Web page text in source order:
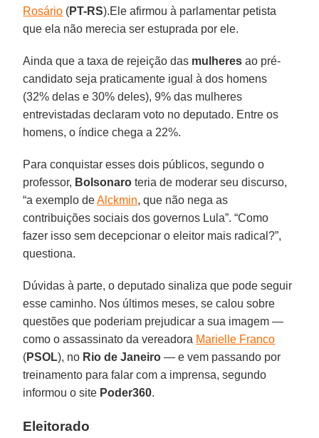
Rosário (PT-RS).Ele afirmou à parlamentar petista
que ela não merecia ser estuprada por ele.
Ainda que a taxa de rejeição das mulheres ao pré-
candidato seja praticamente igual à dos homens
(32% delas e 30% deles), 9% das mulheres
entrevistadas declaram voto no deputado. Entre os
homens, o índice chega a 22%.
Para conquistar esses dois públicos, segundo o
professor, Bolsonaro teria de moderar seu discurso,
“a exemplo deAlckmin, que não nega as
contribuições sociais dos governos Lula”. “Como
fazer isso sem decepcionar o eleitor mais radical?”,
questiona.
Dúvidas à parte, o deputado sinaliza que pode seguir
esse caminho. Nos últimos meses, se calou sobre
questões que poderiam prejudicar a sua imagem —
como o assassinato da vereadora Marielle Franco
(PSOL), no Rio de Janeiro — e vem passando por
treinamento para falar com a imprensa, segundo
informou o site Poder360.
Eleitorado